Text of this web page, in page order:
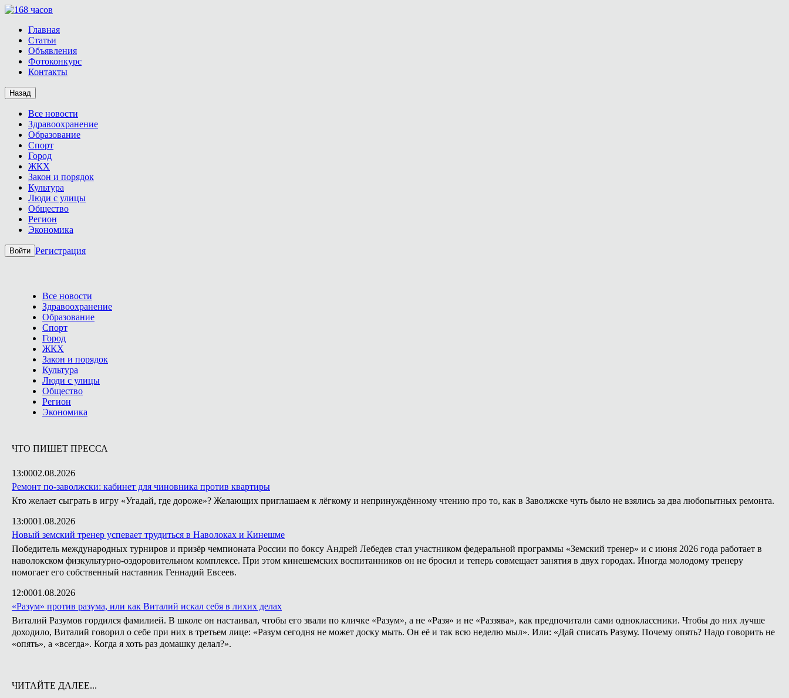
Главная
Статьи
Объявления
Фотоконкурс
Контакты
Назад
Все новости
Здравоохранение
Образование
Спорт
Город
ЖКХ
Закон и порядок
Культура
Люди с улицы
Общество
Регион
Экономика
Войти Регистрация
Все новости
Здравоохранение
Образование
Спорт
Город
ЖКХ
Закон и порядок
Культура
Люди с улицы
Общество
Регион
Экономика
ЧТО ПИШЕТ ПРЕССА
13:0002.08.2026
Ремонт по-заволжски: кабинет для чиновника против квартиры
Кто желает сыграть в игру «Угадай, где дороже»? Желающих приглашаем к лёгкому и непринуждённому чтению про то, как в Заволжске чуть было не взялись за два любопытных ремонта.
13:0001.08.2026
Новый земский тренер успевает трудиться в Наволоках и Кинешме
Победитель международных турниров и призёр чемпионата России по боксу Андрей Лебедев стал участником федеральной программы «Земский тренер» и с июня 2026 года работает в
наволокском физкультурно-оздоровительном комплексе. При этом кинешемских воспитанников он не бросил и теперь совмещает занятия в двух городах. Иногда молодому тренеру
помогает его собственный наставник Геннадий Евсеев.
12:0001.08.2026
«Разум» против разума, или как Виталий искал себя в лихих делах
Виталий Разумов гордился фамилией. В школе он настаивал, чтобы его звали по кличке «Разум», а не «Разя» и не «Раззява», как предпочитали сами одноклассники. Чтобы до них лучше
доходило, Виталий говорил о себе при них в третьем лице: «Разум сегодня не может доску мыть. Он её и так всю неделю мыл». Или: «Дай списать Разуму. Почему опять? Надо говорить не
«опять», а «всегда». Когда я хоть раз домашку делал?».
ЧИТАЙТЕ ДАЛЕЕ...